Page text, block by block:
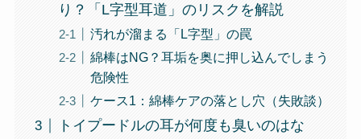
り？「L字型耳道」のリスクを解説
汚れが溜まる「L字型」の罠
綿棒はNG？耳垢を奥に押し込んでしまう
危険性
ケース1：綿棒ケアの落とし穴（失敗談）
トイプードルの耳が何度も臭いのはな